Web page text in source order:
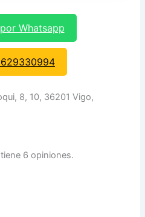
Whatsapp
8, 10, 36201 Vigo,
6 opiniones.